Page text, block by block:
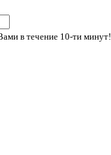
в течение 10-ти минут!